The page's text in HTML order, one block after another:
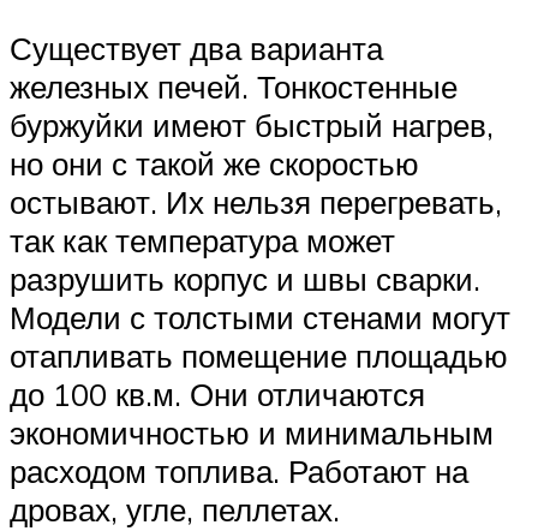
Существует два варианта
железных печей. Тонкостенные
буржуйки имеют быстрый нагрев,
но они с такой же скоростью
остывают. Их нельзя перегревать,
так как температура может
разрушить корпус и швы сварки.
Модели с толстыми стенами могут
отапливать помещение площадью
до 100 кв.м. Они отличаются
экономичностью и минимальным
расходом топлива. Работают на
дровах, угле, пеллетах.